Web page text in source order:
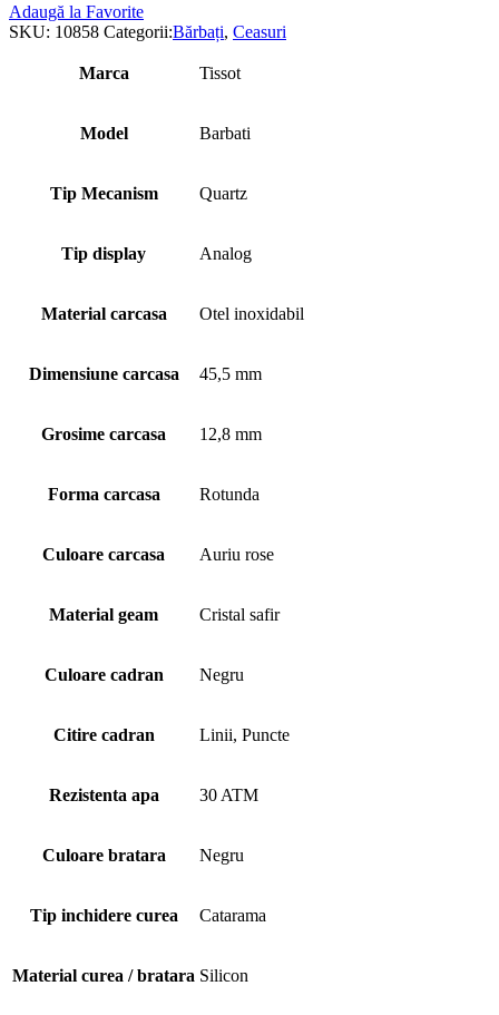
Adaugă la Favorite
SKU: 10858 Categorii:Bărbați, Ceasuri
Marca Tissot
Model Barbati
Tip Mecanism Quartz
Tip display Analog
Material carcasa Otel inoxidabil
Dimensiune carcasa 45,5 mm
Grosime carcasa 12,8 mm
Forma carcasa Rotunda
Culoare carcasa Auriu rose
Material geam Cristal safir
Culoare cadran Negru
Citire cadran Linii, Puncte
Rezistenta apa 30 ATM
Culoare bratara Negru
Tip inchidere curea Catarama
Material curea / bratara Silicon